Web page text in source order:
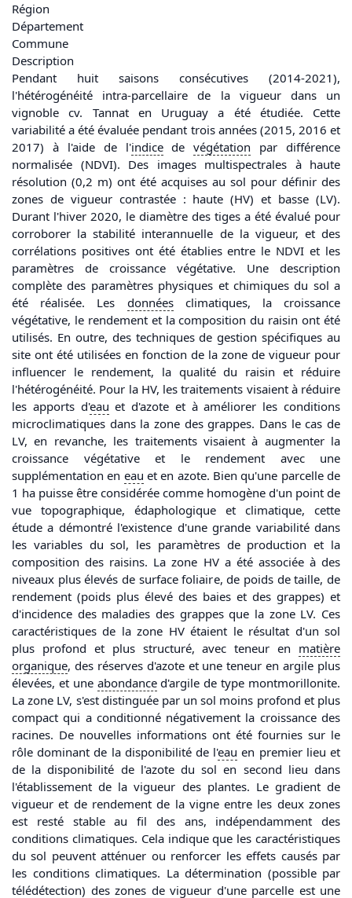
Région
Département
Commune
Description
Pendant huit saisons consécutives (2014-2021),
l'hétérogénéité intra-parcellaire de la vigueur dans un
vignoble cv. Tannat en Uruguay a été étudiée. Cette
variabilité a été évaluée pendant trois années (2015, 2016 et
2017) à l'aide de l'indicedevégétation par différence
normalisée (NDVI). Des images multispectrales à haute
résolution (0,2 m) ont été acquises au sol pour définir des
zones de vigueur contrastée : haute (HV) et basse (LV).
Durant l'hiver 2020, le diamètre des tiges a été évalué pour
corroborer la stabilité interannuelle de la vigueur, et des
corrélations positives ont été établies entre le NDVI et les
paramètres de croissance végétative. Une description
complète des paramètres physiques et chimiques du sol a
été réalisée. Les donnéesclimatiques, la croissance
végétative, le rendement et la composition du raisin ont été
utilisés. En outre, des techniques de gestion spécifiques au
site ont été utilisées en fonction de la zone de vigueur pour
influencer le rendement, la qualité du raisin et réduire
l'hétérogénéité. Pour la HV, les traitements visaient à réduire
les apports d'eau et d'azote et à améliorer les conditions
microclimatiques dans la zone des grappes. Dans le cas de
LV, en revanche, les traitements visaient à augmenter la
croissance végétative et le rendement avec une
supplémentation en eau et en azote. Bien qu'une parcelle de
1 ha puisse être considérée comme homogène d'un point de
vue topographique, édaphologique et climatique, cette
étude a démontré l'existence d'une grande variabilité dans
les variables du sol, les paramètres de production et la
composition des raisins. La zone HV a été associée à des
niveaux plus élevés de surface foliaire, de poids de taille, de
rendement (poids plus élevé des baies et des grappes) et
d'incidence des maladies des grappes que la zone LV. Ces
caractéristiques de la zone HV étaient le résultat d'un sol
plus profond et plus structuré, avec teneur en matière
organique, des réserves d'azote et une teneur en argile plus
élevées, et une abondanced'argile de type montmorillonite.
La zone LV, s'est distinguée par un sol moins profond et plus
compact qui a conditionné négativement la croissance des
racines. De nouvelles informations ont été fournies sur le
rôle dominant de la disponibilité de l'eau en premier lieu et
de la disponibilité de l'azote du sol en second lieu dans
l'établissement de la vigueur des plantes. Le gradient de
vigueur et de rendement de la vigne entre les deux zones
est resté stable au fil des ans, indépendamment des
conditions climatiques. Cela indique que les caractéristiques
du sol peuvent atténuer ou renforcer les effets causés par
les conditions climatiques. La détermination (possible par
télédétection) des zones de vigueur d'une parcelle est une